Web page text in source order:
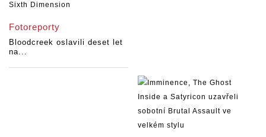
Fotoreporty
Bloodcreek oslavili deset let
na...